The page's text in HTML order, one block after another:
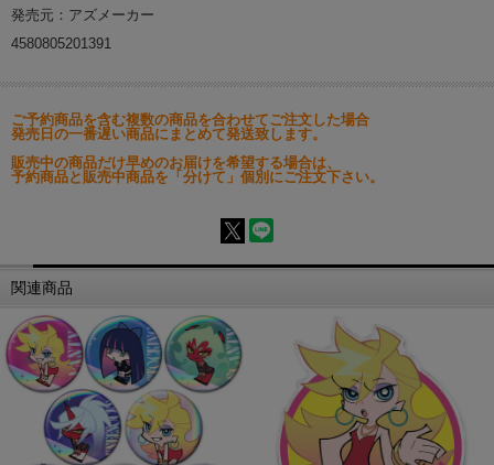
発売元：アズメーカー
4580805201391
ご予約商品を含む複数の商品を合わせてご注文した場合
発売日の一番遅い商品にまとめて発送致します。
販売中の商品だけ早めのお届けを希望する場合は、
予約商品と販売中商品を「分けて」個別にご注文下さい。
関連商品